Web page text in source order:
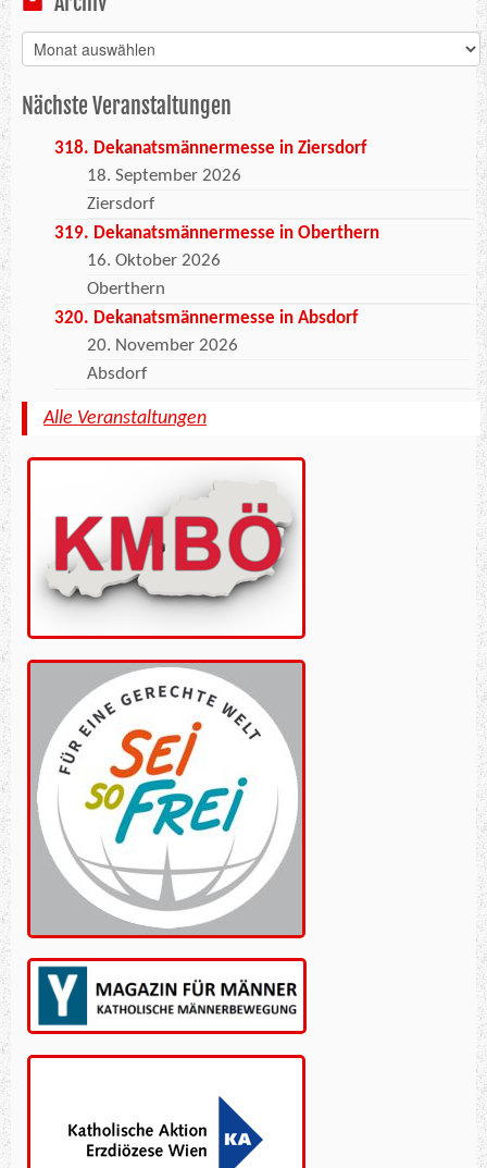
Archiv
Nächste Veranstaltungen
318. Dekanatsmännermesse in Ziersdorf
18. September 2026
Ziersdorf
319. Dekanatsmännermesse in Oberthern
16. Oktober 2026
Oberthern
320. Dekanatsmännermesse in Absdorf
20. November 2026
Absdorf
Alle Veranstaltungen